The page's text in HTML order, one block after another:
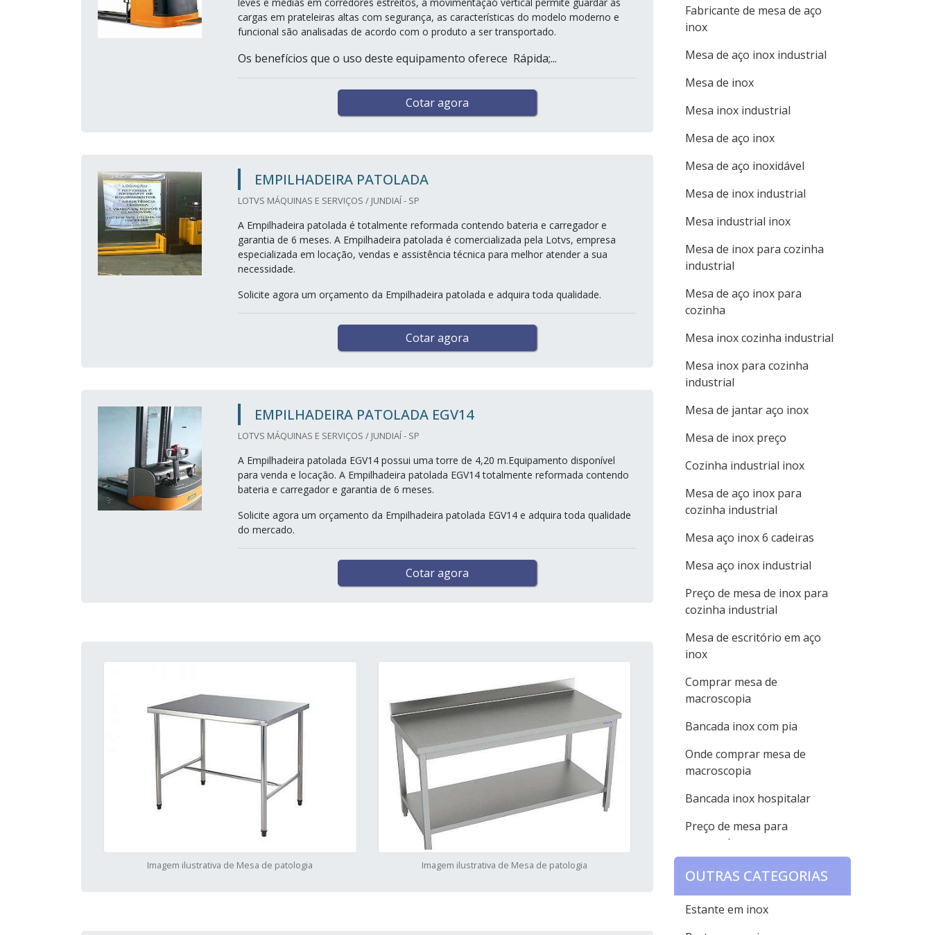
cargas em prateleiras altas com segurança, as características do modelo moderno e
funcional são analisadas de acordo com o produto a ser transportado.
Os benefícios que o uso deste equipamento oferece Rápida;...
Cotar agora
EMPILHADEIRA PATOLADA
LOTVS MÁQUINAS E SERVIÇOS / JUNDIAÍ - SP
A Empilhadeira patolada é totalmente reformada contendo bateria e carregador e
garantia de 6 meses. A Empilhadeira patolada é comercializada pela Lotvs, empresa
especializada em locação, vendas e assistência técnica para melhor atender a sua
necessidade.
Solicite agora um orçamento da Empilhadeira patolada e adquira toda qualidade.
Cotar agora
EMPILHADEIRA PATOLADA EGV14
LOTVS MÁQUINAS E SERVIÇOS / JUNDIAÍ - SP
A Empilhadeira patolada EGV14 possui uma torre de 4,20 m.Equipamento disponível
para venda e locação. A Empilhadeira patolada EGV14 totalmente reformada contendo
bateria e carregador e garantia de 6 meses.
Solicite agora um orçamento da Empilhadeira patolada EGV14 e adquira toda qualidade
do mercado.
Cotar agora
Imagem ilustrativa de Mesa de patologia Imagem ilustrativa de Mesa de patologia
Fabricante de mesa de aço
inox
Mesa de aço inox industrial
Mesa de inox
Mesa inox industrial
Mesa de aço inox
Mesa de aço inoxidável
Mesa de inox industrial
Mesa industrial inox
Mesa de inox para cozinha
industrial
Mesa de aço inox para
cozinha
Mesa inox cozinha industrial
Mesa inox para cozinha
industrial
Mesa de jantar aço inox
Mesa de inox preço
Cozinha industrial inox
Mesa de aço inox para
cozinha industrial
Mesa aço inox 6 cadeiras
Mesa aço inox industrial
Preço de mesa de inox para
cozinha industrial
Mesa de escritório em aço
inox
Comprar mesa de
macroscopia
Bancada inox com pia
Onde comprar mesa de
macroscopia
Bancada inox hospitalar
Preço de mesa para
necropsia
Bancada inox industrial
Mesa de necropsia com pia
OUTRAS CATEGORIAS
Estante em inox